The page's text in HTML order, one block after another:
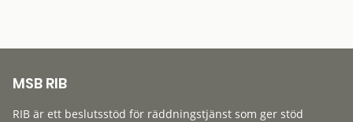
MSB RIB
RIB är ett beslutsstöd för räddningstjänst som ger stöd